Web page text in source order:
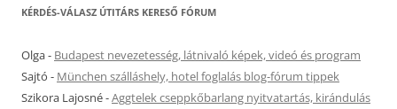
KÉRDÉS-VÁLASZ ÚTITÁRS KERESŐ FÓRUM
Olga- Budapest nevezetesség, látnivaló képek, videó és program
Sajtó - München szálláshely, hotel foglalás blog-fórum tippek
Szikora Lajosné-Aggtelek cseppkőbarlang nyitvatartás, kirándulás